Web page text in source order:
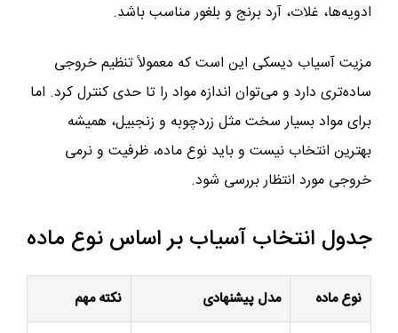
ادویه‌ها، غلات، آرد برنج و بلغور مناسب باشد.
مزیت آسیاب دیسکی این است که معمولاً تنظیم خروجی
ساده‌تری دارد و می‌توان اندازه مواد را تا حدی کنترل کرد. اما
برای مواد بسیار سخت مثل زردچوبه و زنجبیل، همیشه
بهترین انتخاب نیست و باید نوع ماده، ظرفیت و نرمی
خروجی مورد انتظار بررسی شود.
جدول انتخاب آسیاب بر اساس نوع ماده
نوع ماده مدل پیشنهادی نکته مهم